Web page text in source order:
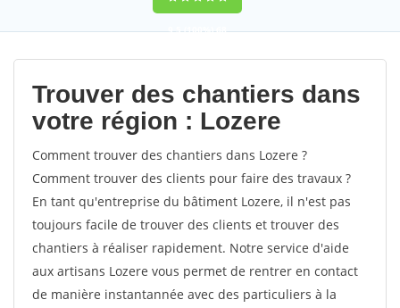
9,5(100%)68
votes
Trouver des chantiers dans
votre région : Lozere
Comment trouver des chantiers dans Lozere ?
Comment trouver des clients pour faire des travaux ?
En tant qu'entreprise du bâtiment Lozere, il n'est pas
toujours facile de trouver des clients et trouver des
chantiers à réaliser rapidement. Notre service d'aide
aux artisans Lozere vous permet de rentrer en contact
de manière instantannée avec des particuliers à la